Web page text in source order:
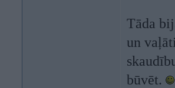
Tāda
un
būvēt.